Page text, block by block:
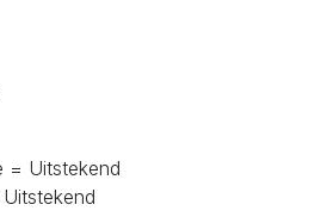
= Uitstekend